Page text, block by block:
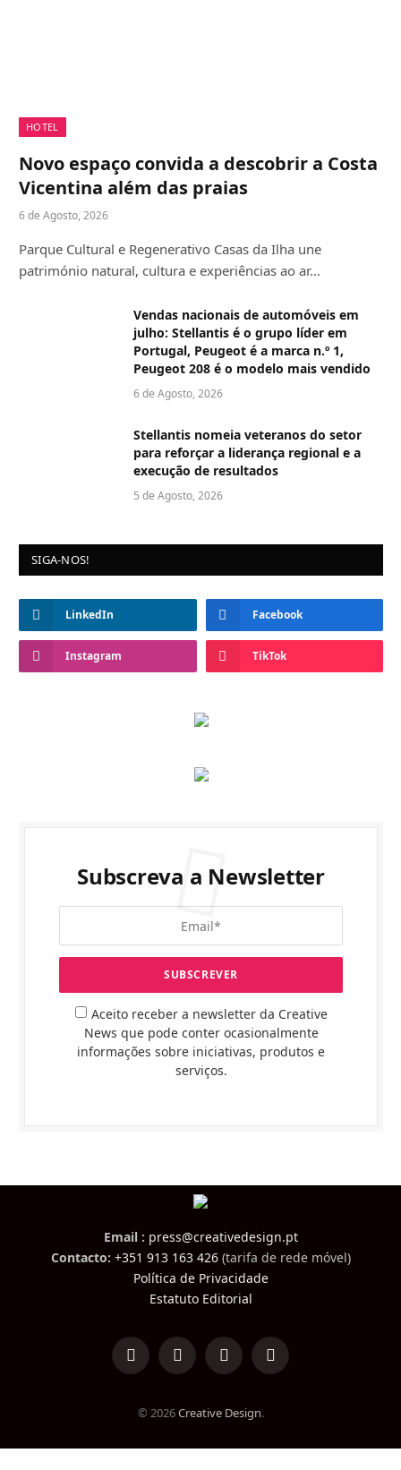
HOTEL
Novo espaço convida a descobrir a Costa
Vicentina além das praias
6 de Agosto, 2026
Parque Cultural e Regenerativo Casas da Ilha une
património natural, cultura e experiências ao ar…
Vendas nacionais de automóveis em
julho: Stellantis é o grupo líder em
Portugal, Peugeot é a marca n.º 1,
Peugeot 208 é o modelo mais vendido
6 de Agosto, 2026
Stellantis nomeia veteranos do setor
para reforçar a liderança regional e a
execução de resultados
5 de Agosto, 2026
SIGA-NOS!
LinkedIn Facebook
Instagram TikTok
Subscreva a Newsletter
Aceito receber a newsletter da Creative
News que pode conter ocasionalmente
informações sobre iniciativas, produtos e
serviços.
Email : press@creativedesign.pt
Contacto: +351 913 163 426(tarifa de rede móvel)
Política de Privacidade
Estatuto Editorial
LinkedInFacebookInstagramTikTok
© 2026Creative Design.